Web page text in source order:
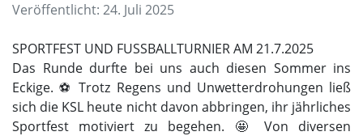
Veröffentlicht: 24. Juli 2025
SPORTFEST UND FUSSBALLTURNIER AM 21.7.2025
Das Runde durfte bei uns auch diesen Sommer ins
Eckige. ⚽️ Trotz Regens und Unwetterdrohungen ließ
sich die KSL heute nicht davon abbringen, ihr jährliches
Sportfest motiviert zu begehen. 🤩 Von diversen